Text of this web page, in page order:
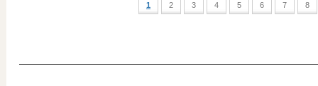
1 2 3 4 5 6 7 8